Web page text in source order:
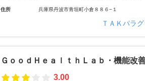
住所 兵庫県丹波市青垣町小倉８８６−１
ＴＡＫパラ
ＧｏｏｄＨｅａｌｔｈＬａｂ・機能改
3.00